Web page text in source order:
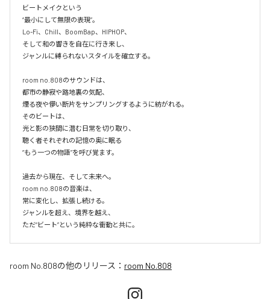
ビートメイクという
“最小にして無限の表現”。
Lo-Fi、Chill、BoomBap、HIPHOP、
そして和の響きを自在に行き来し、
ジャンルに縛られないスタイルを確立する。
room no.808のサウンドは、
都市の静寂や路地裏の気配、
煙る夜や儚い断片をサンプリングするように紡がれる。
そのビートは、
光と影の狭間に潜む日常を切り取り、
聴く者それぞれの記憶の奥に眠る
“もう一つの物語”を呼び覚ます。
過去から現在、そして未来へ。
room no.808の音楽は、
常に変化し、拡張し続ける。
ジャンルを超え、境界を越え、
room No.808の他のリリース： room No.808